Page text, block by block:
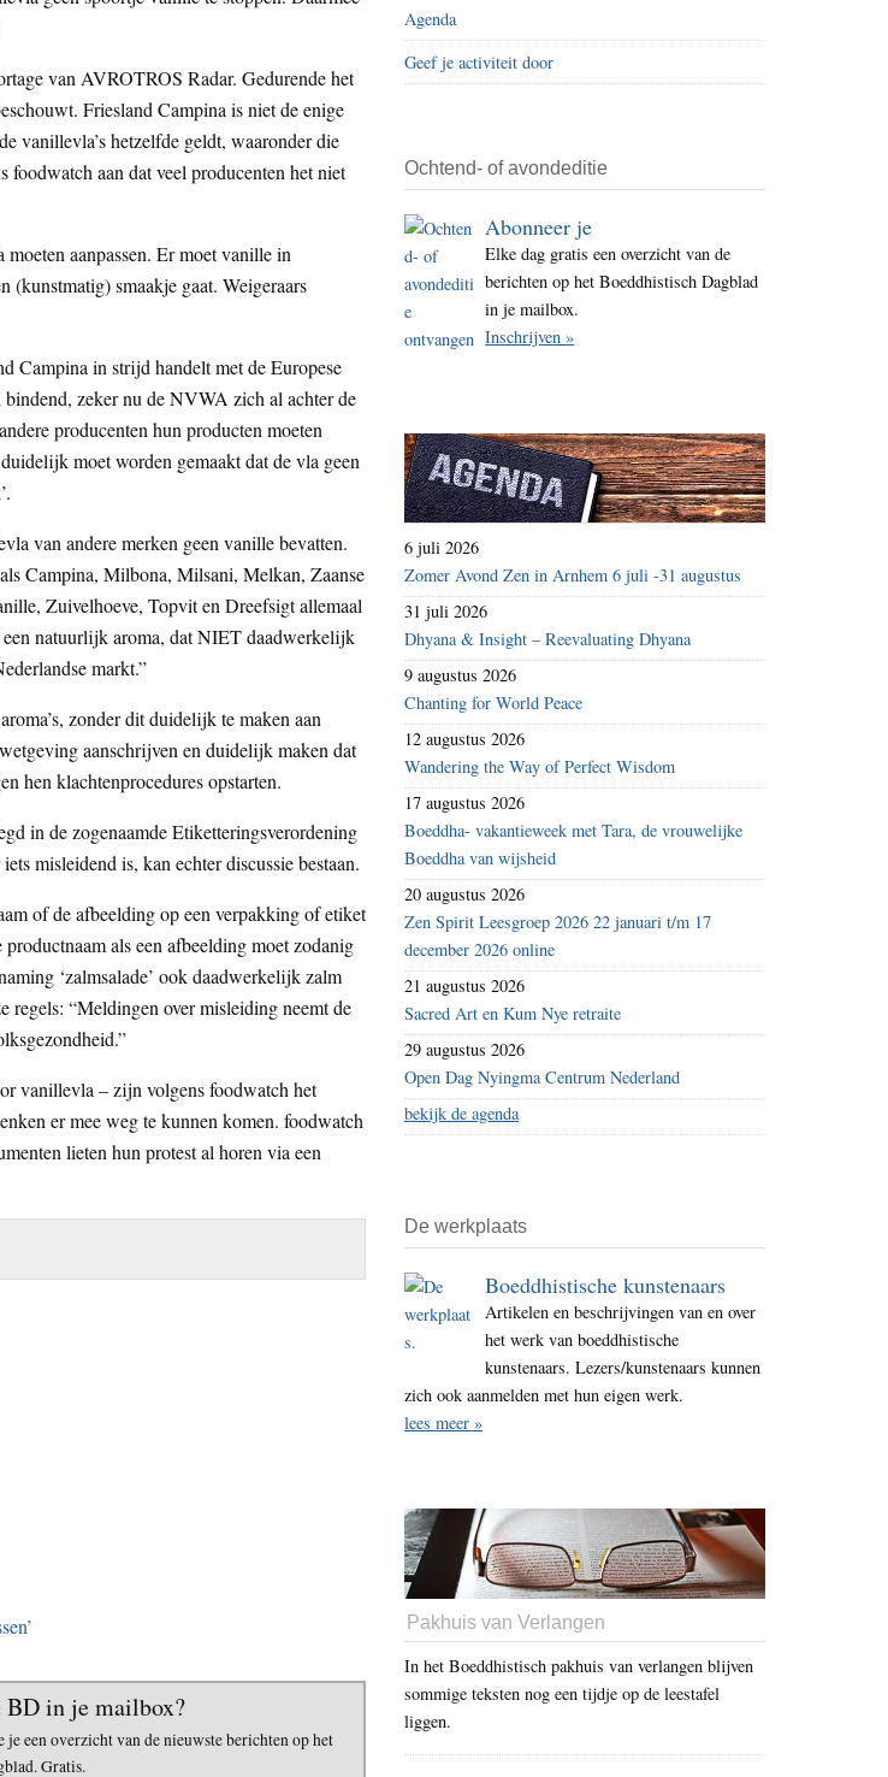
i
t
e
van AVROTROS Radar. Gedurende het
Friesland Campina is niet de enige
vanillevla’s hetzelfde geldt, waaronder die
aan dat veel producenten het niet
aanpassen. Er moet vanille in
smaakje gaat. Weigeraars
Campina in strijd handelt met de Europese
zeker nu de NVWA zich al achter de
producenten hun producten moeten
moet worden gemaakt dat de vla geen
van andere merken geen vanille bevatten.
Campina, Milbona, Milsani, Melkan, Zaanse
Zuivelhoeve, Topvit en Dreefsigt allemaal
een natuurlijk aroma, dat NIET daadwerkelijk
markt.”
zonder dit duidelijk te maken aan
aanschrijven en duidelijk maken dat
hen klachtenprocedures opstarten.
in de zogenaamde Etiketteringsverordening
misleidend is, kan echter discussie bestaan.
of de afbeelding op een verpakking of etiket
als een afbeelding moet zodanig
‘zalmsalade’ ook daadwerkelijk zalm
regels: “Meldingen over misleiding neemt de
vanillevla – zijn volgens foodwatch het
er mee weg te kunnen komen. foodwatch
lieten hun protest al horen via een
BD in je mailbox?
je een overzicht van de nieuwste berichten op het
Gratis.
Agenda
Geef je activiteit door
Ochtend- of avondeditie
Abonneer je
Elke dag gratis een overzicht van de
berichten op het Boeddhistisch Dagblad
in je mailbox.
Inschrijven »
6 juli 2026
Zomer Avond Zen in Arnhem 6 juli -31 augustus
31 juli 2026
Dhyana & Insight – Reevaluating Dhyana
9 augustus 2026
Chanting for World Peace
12 augustus 2026
Wandering the Way of Perfect Wisdom
17 augustus 2026
Boeddha- vakantieweek met Tara, de vrouwelijke
Boeddha van wijsheid
20 augustus 2026
Zen Spirit Leesgroep 2026 22 januari t/m 17
december 2026 online
21 augustus 2026
Sacred Art en Kum Nye retraite
29 augustus 2026
Open Dag Nyingma Centrum Nederland
bekijk de agenda
De werkplaats
Boeddhistische kunstenaars
Artikelen en beschrijvingen van en over
het werk van boeddhistische
kunstenaars. Lezers/kunstenaars kunnen
zich ook aanmelden met hun eigen werk.
lees meer »
Pakhuis van Verlangen
In het Boeddhistisch pakhuis van verlangen blijven
sommige teksten nog een tijdje op de leestafel
liggen.